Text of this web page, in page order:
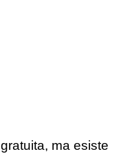
gratuita, ma esiste